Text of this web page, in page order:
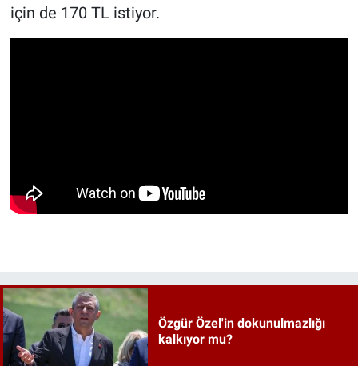
için de 170 TL istiyor.
Özgür Özel'in dokunulmazlığı
kalkıyor mu?